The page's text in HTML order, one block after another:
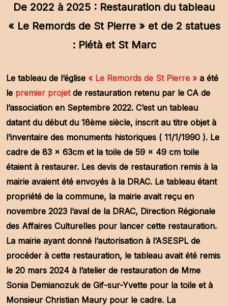
De 2022 à 2025 : Restauration du tableau
« Le Remords de St Pierre » et de 2 statues
: Piétà et St Marc
Le tableau de l’église« Le Remords de St Pierre »a été
le premier projet de restauration retenu par le CA de
l’association en Septembre 2022. C’est un tableau
datant du début du 18ème siècle, inscrit au titre objet à
l’inventaire des monuments historiques ( 11/1/1990 ). Le
cadre de 83 x 63cm et la toile de 59 x 49 cm toile
étaient à restaurer. Les devis de restauration remis à la
mairie avaient été envoyés à la DRAC. Le tableau étant
propriété de la commune, la mairie avait reçu en
novembre 2023 l’aval de la DRAC, Direction Régionale
des Affaires Culturelles pour lancer cette restauration.
La mairie ayant donné l’autorisation à l’ASESPL de
procéder à cette restauration, le tableau avait été remis
le 20 mars 2024 à l’atelier de restauration de Mme
Sonia Demianozuk de Gif-sur-Yvette pour la toile et à
Monsieur Christian Maury pour le cadre. La